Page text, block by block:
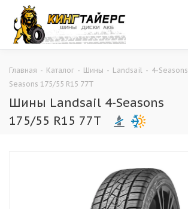
Главная - Каталог - Шины - Landsail - 4-Seasons
Seasons 175/55 R15 77T
Шины Landsail 4-Seasons
175/55 R15 77T